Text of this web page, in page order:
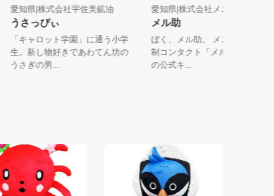
愛知県|株式会社宇佐美鉱油
うさっぴぃ
「キャロット学園」に通う小学
生。新し物好きであわてん坊の
うさぎの男...
愛知県|株式会社メニコン
メル助
ぼく、メル助。 メニコンの
制コンタクト「メルスプラ
の公式キ...